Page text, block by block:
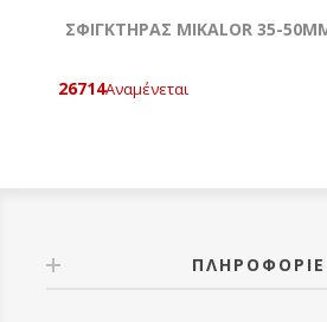
ΣΦΙΓΚΤΗΡΑΣ MIKALOR 35-
26714Αναμένεται